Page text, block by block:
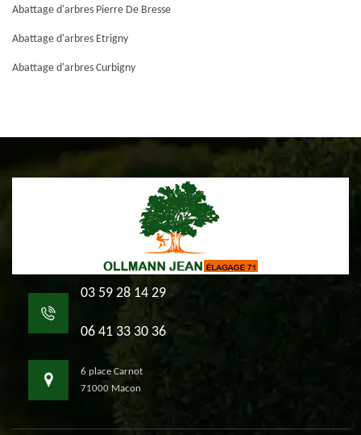
Abattage d'arbres Pierre De Bresse
Abattage d'arbres Etrigny
Abattage d'arbres Curbigny
03 59 28 14 29
06 41 33 30 36
6 place Carnot
71000 Macon